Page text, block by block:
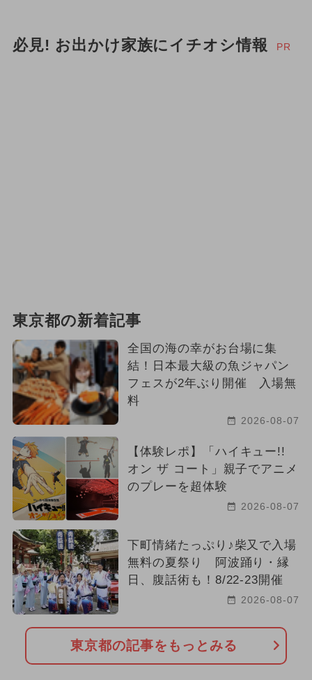
必見! お出かけ家族にイチオシ情報 PR
東京都の新着記事
全国の海の幸がお台場に集
結！日本最大級の魚ジャパン
フェスが2年ぶり開催 入場無
料
2026-08-07
【体験レポ】「ハイキュー!!
オン ザ コート」親子でアニメ
のプレーを超体験
2026-08-07
下町情緒たっぷり♪柴又で入場
無料の夏祭り 阿波踊り・縁
日、腹話術も！8/22-23開催
2026-08-07
東京都の記事をもっとみる